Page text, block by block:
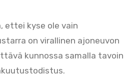
ettei kyse ole vain
on virallinen ajoneuvon
kunnossa samalla tavoin